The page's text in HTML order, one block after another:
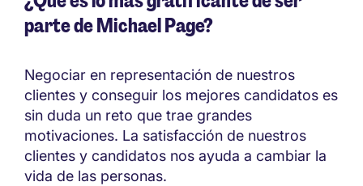
parte de Michael Page?
Negociar en representación de nuestros
clientes y conseguir los mejores candidatos es
sin duda un reto que trae grandes
motivaciones. La satisfacción de nuestros
clientes y candidatos nos ayuda a cambiar la
vida de las personas.